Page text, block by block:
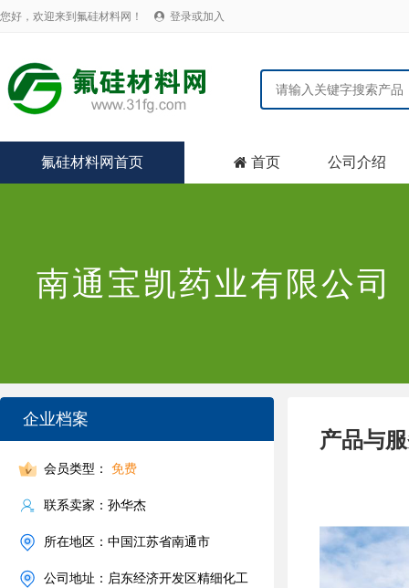
您好，欢迎来到氟硅材料网！  登录或加入
氟硅材料网首页  首页 公司介绍
南通宝凯药业有限公司
企业档案
会员类型： 免费
联系卖家：孙华杰
所在地区：中国江苏省南通市
公司地址：启东经济开发区精细化工
产品与